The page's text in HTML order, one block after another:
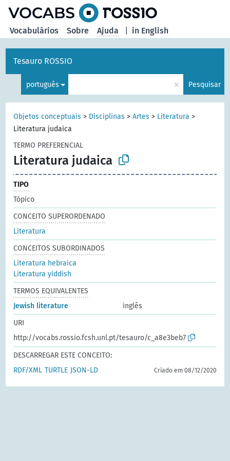
in English
Vocabulários Sobre Ajuda
Tesauro ROSSIO
português × Pesquisar
Objetos conceptuais > Disciplinas >Artes > Literatura >
Literatura judaica
TERMO PREFERENCIAL
Literatura judaica
TIPO
Tópico
CONCEITO SUPERORDENADO
Literatura
CONCEITOS SUBORDINADOS
Literatura hebraica
Literatura yiddish
TERMOS EQUIVALENTES
Jewish literature
inglês
URI
http://vocabs.rossio.fcsh.unl.pt/tesauro/c_a8e3beb7
DESCARREGAR ESTE CONCEITO:
RDF/XML TURTLE JSON-LD Criado em 08/12/2020